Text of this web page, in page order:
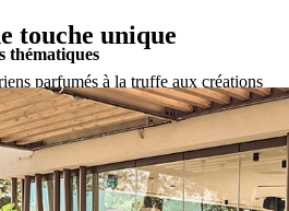
touche unique
parfumés à la truffe aux créations
dégustées au bord de la plage, nos
un voyage culinaire incomparable.
grillées au feu de bois, accompagnées
soigneusement choisis, et vous
quelque chose pour satisfaire vos
chaque repas est une expérience à
thématiques